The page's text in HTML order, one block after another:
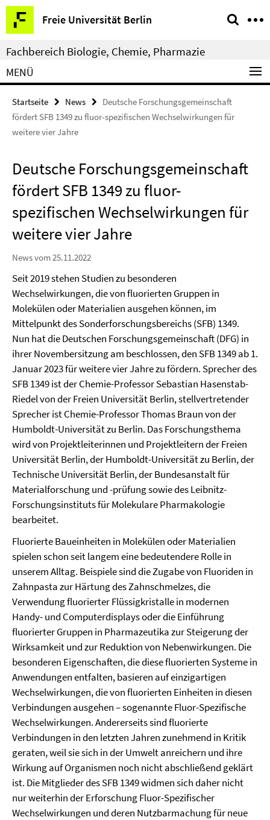
Springe
direkt
zu
Inhalt
Freie Universität Berlin
Service-
Navigation
Fachbereich Biologie, Chemie, Pharmazie
MENÜ
Startseite News
Deutsche Forschungsgemeinschaft
fördert SFB 1349 zu fluor-spezifischen Wechselwirkungen für
weitere vier Jahre
Deutsche Forschungsgemeinschaft
fördert SFB 1349 zu fluor-
spezifischen Wechselwirkungen für
weitere vier Jahre
News vom 25.11.2022
Seit 2019 stehen Studien zu besonderen
Wechselwirkungen, die von fluorierten Gruppen in
Molekülen oder Materialien ausgehen können, im
Mittelpunkt des Sonderforschungsbereichs (SFB) 1349.
Nun hat die Deutschen Forschungsgemeinschaft (DFG) in
ihrer Novembersitzung am beschlossen, den SFB 1349 ab 1.
Januar 2023 für weitere vier Jahre zu fördern. Sprecher des
SFB 1349 ist der Chemie-Professor Sebastian Hasenstab-
Riedel von der Freien Universität Berlin, stellvertretender
Sprecher ist Chemie-Professor Thomas Braun von der
Humboldt-Universität zu Berlin. Das Forschungsthema
wird von Projektleiterinnen und Projektleitern der Freien
Universität Berlin, der Humboldt-Universität zu Berlin, der
Technische Universität Berlin, der Bundesanstalt für
Materialforschung und -prüfung sowie des Leibnitz-
Forschungsinstituts für Molekulare Pharmakologie
bearbeitet.
Fluorierte Baueinheiten in Molekülen oder Materialien
spielen schon seit langem eine bedeutendere Rolle in
unserem Alltag. Beispiele sind die Zugabe von Fluoriden in
Zahnpasta zur Härtung des Zahnschmelzes, die
Verwendung fluorierter Flüssigkristalle in modernen
Handy- und Computerdisplays oder die Einführung
fluorierter Gruppen in Pharmazeutika zur Steigerung der
Wirksamkeit und zur Reduktion von Nebenwirkungen. Die
besonderen Eigenschaften, die diese fluorierten Systeme in
Anwendungen entfalten, basieren auf einzigartigen
Wechselwirkungen, die von fluorierten Einheiten in diesen
Verbindungen ausgehen – sogenannte Fluor-Spezifische
Wechselwirkungen. Andererseits sind fluorierte
Verbindungen in den letzten Jahren zunehmend in Kritik
geraten, weil sie sich in der Umwelt anreichern und ihre
Wirkung auf Organismen noch nicht abschließend geklärt
ist. Die Mitglieder des SFB 1349 widmen sich daher nicht
nur weiterhin der Erforschung Fluor-Spezifischer
Wechselwirkungen und deren Nutzbarmachung für neue